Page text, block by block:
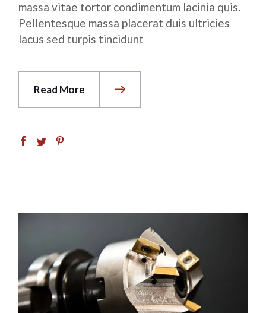
massa vitae tortor condimentum lacinia quis.
Pellentesque massa placerat duis ultricies
lacus sed turpis tincidunt
Read More